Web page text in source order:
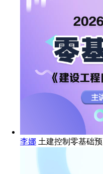
李娜 土建控制零基础